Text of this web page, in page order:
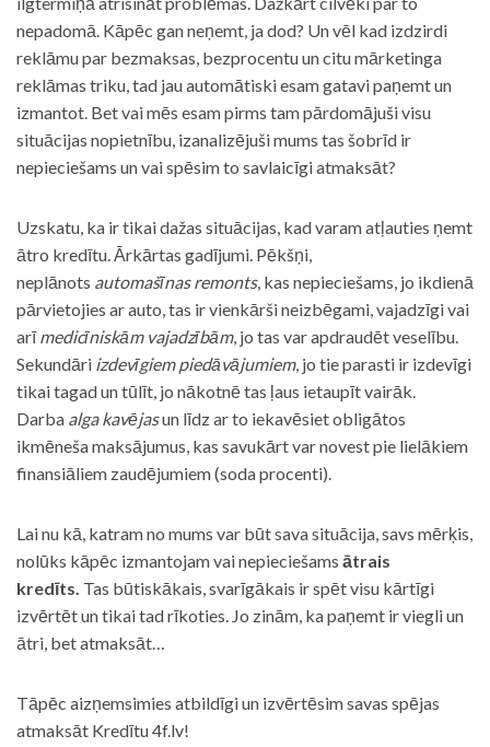
nepadomā. Kāpēc gan neņemt, ja dod? Un vēl kad izdzirdi
reklāmu par bezmaksas, bezprocentu un citu mārketinga
reklāmas triku, tad jau automātiski esam gatavi paņemt un
izmantot. Bet vai mēs esam pirms tam pārdomājuši visu
situācijas nopietnību, izanalizējuši mums tas šobrīd ir
nepieciešams un vai spēsim to savlaicīgi atmaksāt?
Uzskatu, ka ir tikai dažas situācijas, kad varam atļauties ņemt
ātro kredītu. Ārkārtas gadījumi. Pēkšņi,
neplānots automašīnas remonts, kas nepieciešams, jo ikdienā
pārvietojies ar auto, tas ir vienkārši neizbēgami, vajadzīgi vai
arīmedicīniskām vajadzībām, jo tas var apdraudēt veselību.
Sekundāri izdevīgiem piedāvājumiem, jo tie parasti ir izdevīgi
tikai tagad un tūlīt, jo nākotnē tas ļaus ietaupīt vairāk.
Darba alga kavējasun līdz ar to iekavēsiet obligātos
ikmēneša maksājumus, kas savukārt var novest pie lielākiem
finansiāliem zaudējumiem (soda procenti).
Lai nu kā, katram no mums var būt sava situācija, savs mērķis,
nolūks kāpēc izmantojam vai nepieciešams ātrais
kredīts. Tas būtiskākais, svarīgākais ir spēt visu kārtīgi
izvērtēt un tikai tad rīkoties. Jo zinām, ka paņemt ir viegli un
ātri, bet atmaksāt…
Tāpēc aizņemsimies atbildīgi un izvērtēsim savas spējas
atmaksāt Kredītu 4f.lv!